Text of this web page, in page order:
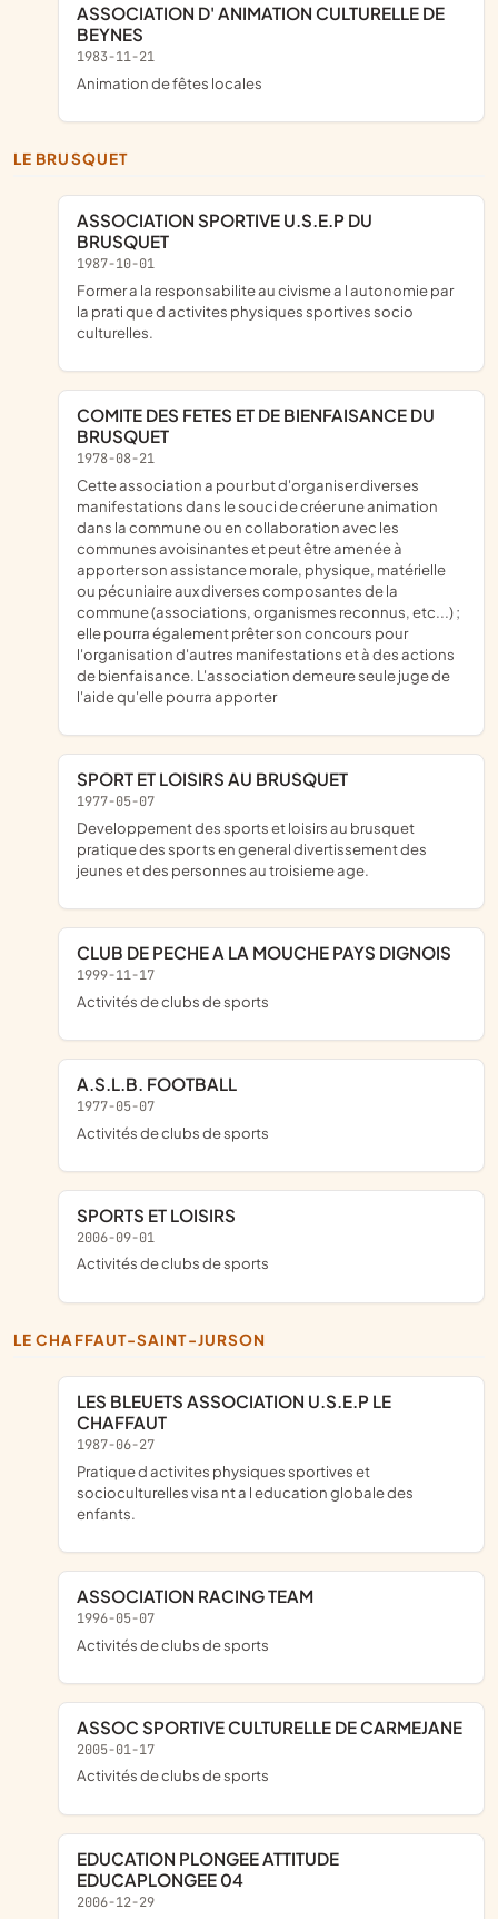
ASSOCIATION D' ANIMATION CULTURELLE DE
BEYNES
1983-11-21
animation de fêtes locales
LE BRUSQUET
ASSOCIATION SPORTIVE U.S.E.P DU
BRUSQUET
1987-10-01
former a la responsabilite au civisme a l autonomie par
la prati que d activites physiques sportives socio
culturelles.
COMITE DES FETES ET DE BIENFAISANCE DU
BRUSQUET
1978-08-21
cette association a pour but d'organiser diverses
manifestations dans le souci de créer une animation
dans la commune ou en collaboration avec les
communes avoisinantes et peut être amenée à
apporter son assistance morale, physique, matérielle
ou pécuniaire aux diverses composantes de la
commune (associations, organismes reconnus, etc...) ;
elle pourra également prêter son concours pour
l'organisation d'autres manifestations et à des actions
de bienfaisance. L'association demeure seule juge de
l'aide qu'elle pourra apporter
SPORT ET LOISIRS AU BRUSQUET
1977-05-07
developpement des sports et loisirs au brusquet
pratique des spor ts en general divertissement des
jeunes et des personnes au troisieme age.
CLUB DE PECHE A LA MOUCHE PAYS DIGNOIS
1999-11-17
Activités de clubs de sports
A.S.L.B. FOOTBALL
1977-05-07
Activités de clubs de sports
SPORTS ET LOISIRS
2006-09-01
Activités de clubs de sports
LE CHAFFAUT-SAINT-JURSON
LES BLEUETS ASSOCIATION U.S.E.P LE
CHAFFAUT
1987-06-27
pratique d activites physiques sportives et
socioculturelles visa nt a l education globale des
enfants.
ASSOCIATION RACING TEAM
1996-05-07
Activités de clubs de sports
ASSOC SPORTIVE CULTURELLE DE CARMEJANE
2005-01-17
Activités de clubs de sports
EDUCATION PLONGEE ATTITUDE
EDUCAPLONGEE 04
2006-12-29